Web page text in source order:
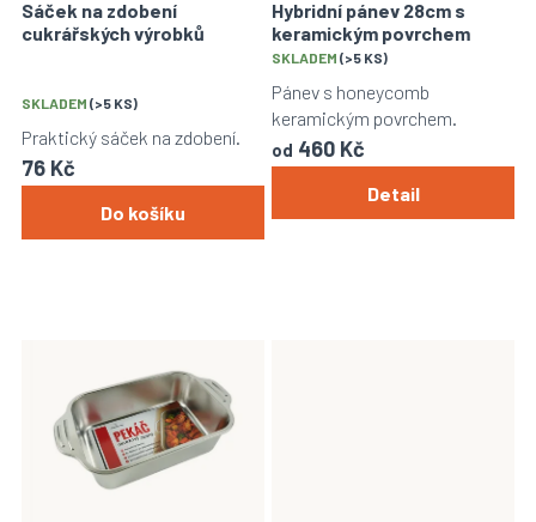
Sáček na zdobení
cukrářských výrobků
SKLADEM (>5 KS)
76 Kč
Do košíku
Praktický sáček na zdobení.
Hybridní pánev 28cm s
keramickým povrchem
Průměrné
hodnocení
produktu
je
4,9
z
hvězdiček.
SKLADEM (>5 KS)
od 460 Kč
Detail
Pánev s honeycomb
keramickým povrchem.